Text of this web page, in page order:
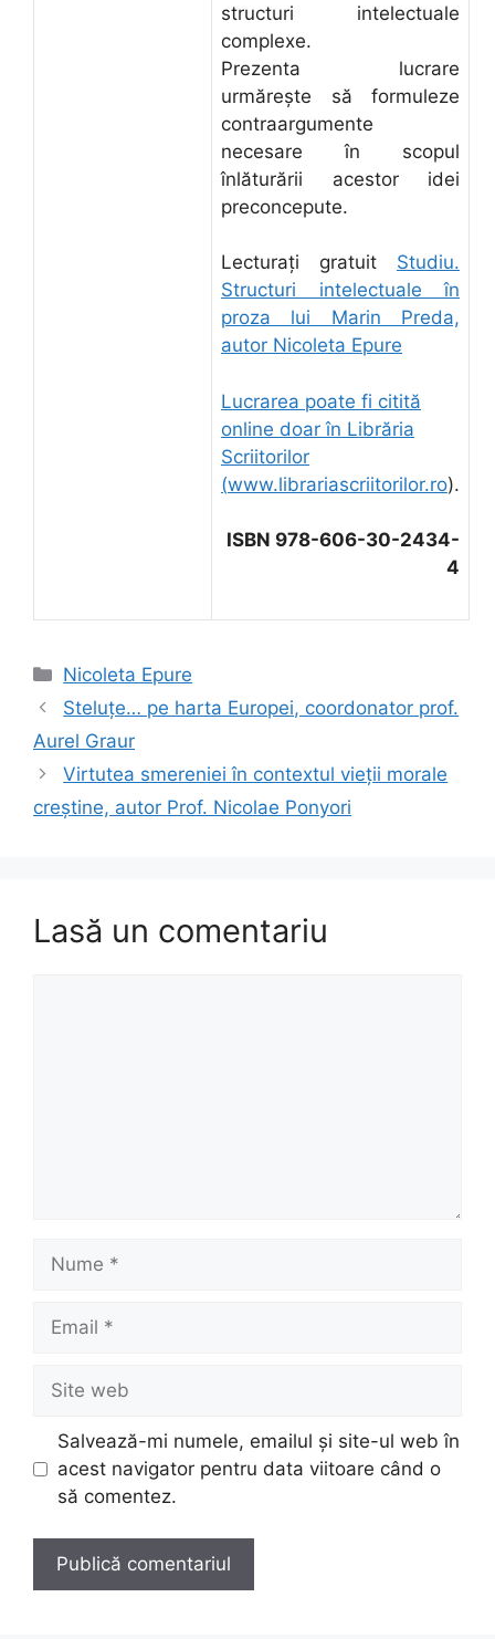
structuri intelectuale
complexe.
Prezenta lucrare
urmăreşte să formuleze
contraargumente
necesare în scopul
înlăturării acestor idei
preconcepute.
Lecturați gratuit Studiu.
Structuri intelectuale în
proza lui Marin Preda,
autor Nicoleta Epure
Lucrarea poate fi citită
online doar în Librăria
Scriitorilor
(www.librariascriitorilor.ro).
ISBN 978-606-30-2434-
4
Categorii
Nicoleta Epure
Steluțe… pe harta Europei, coordonator prof.
Aurel Graur
Virtutea smereniei în contextul vieții morale
creștine, autor Prof. Nicolae Ponyori
Lasă un comentariu
web
Salvează-mi numele, emailul și site-ul web în
acest navigator pentru data viitoare când o
să comentez.